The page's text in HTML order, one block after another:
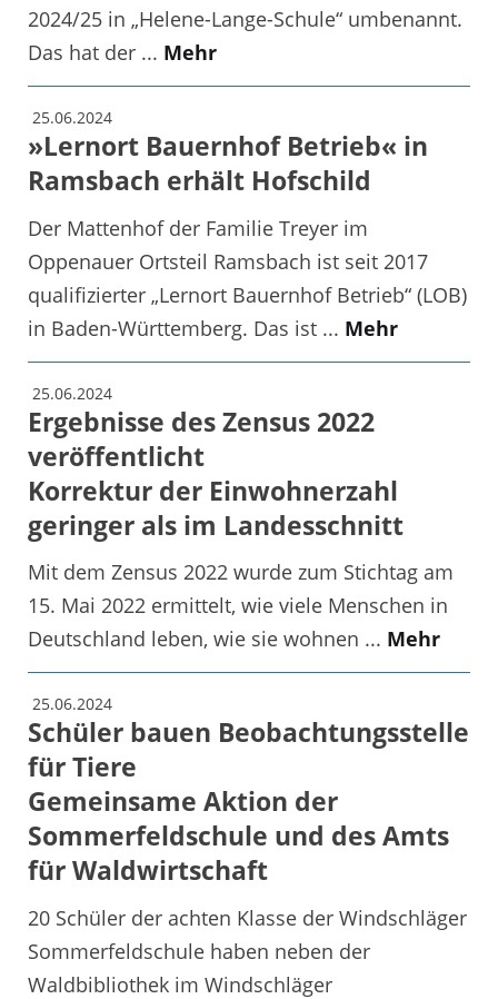
2024/25 in „Helene-Lange-Schule“ umbenannt.
Das hat der ... Mehr
25.06.2024
»Lernort Bauernhof Betrieb« in
Ramsbach erhält Hofschild
Der Mattenhof der Familie Treyer im
Oppenauer Ortsteil Ramsbach ist seit 2017
qualifizierter „Lernort Bauernhof Betrieb“ (LOB)
in Baden-Württemberg. Das ist ... Mehr
25.06.2024
Ergebnisse des Zensus 2022
veröffentlicht
Korrektur der Einwohnerzahl
geringer als im Landesschnitt
Mit dem Zensus 2022 wurde zum Stichtag am
15. Mai 2022 ermittelt, wie viele Menschen in
Deutschland leben, wie sie wohnen ... Mehr
25.06.2024
Schüler bauen Beobachtungsstelle
für Tiere
Gemeinsame Aktion der
Sommerfeldschule und des Amts
für Waldwirtschaft
20 Schüler der achten Klasse der Windschläger
Sommerfeldschule haben neben der
Waldbibliothek im Windschläger